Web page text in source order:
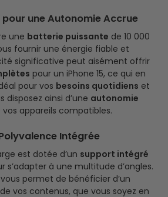
une Autonomie Accrue
une batterie puissante de 10 000
fournir une énergie fiable et
significative peut aisément offrir
pour un iPhone 15, ce qui en
pour vos besoins quotidiens et
disposez ainsi d’une autonomie
vos appareils compatibles.
Intégrée
est dotée d’un support intégré
s’adapter à une multitude d’angles.
permet de bénéficier d’un
de vos contenus, que vous soyez en